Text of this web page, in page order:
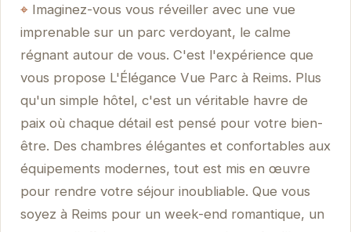
Imaginez-vous vous réveiller avec une vue
imprenable sur un parc verdoyant, le calme
régnant autour de vous. C'est l'expérience que
vous propose L'Élégance Vue Parc à Reims. Plus
qu'un simple hôtel, c'est un véritable havre de
paix où chaque détail est pensé pour votre bien-
être. Des chambres élégantes et confortables aux
équipements modernes, tout est mis en œuvre
pour rendre votre séjour inoubliable. Que vous
soyez à Reims pour un week-end romantique, un